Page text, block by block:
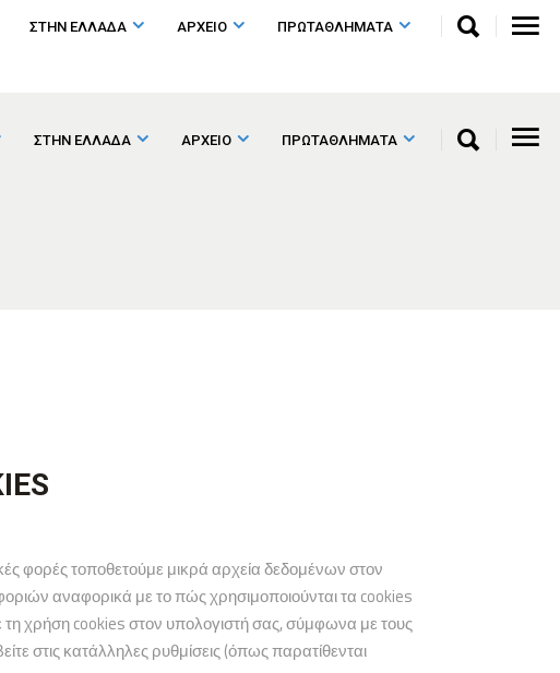
ΣΤΗΝ ΕΛΛΑΔΑ ΑΡΧΕΙΟ ΠΡΩΤΑΘΛΗΜΑΤΑ
ΣΤΗΝ ΕΛΛΑΔΑ ΑΡΧΕΙΟ ΠΡΩΤΑΘΛΗΜΑΤΑ
φορές τοποθετούμε μικρά αρχεία δεδομένων στον
αναφορικά με το πώς χρησιμοποιούνται τα cookies
χρήση cookies στον υπολογιστή σας, σύμφωνα με τους
στις κατάλληλες ρυθμίσεις (όπως παρατίθενται